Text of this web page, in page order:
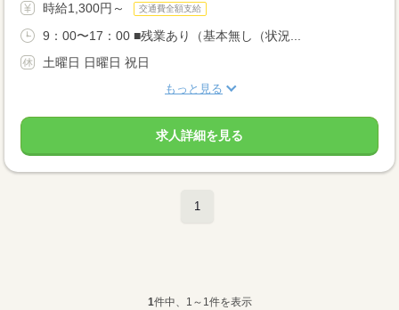
時給1,300円～ 交通費全額支給
9：00〜17：00 ■残業あり（基本無し（状況...
土曜日 日曜日 祝日
もっと見る
求人詳細を見る
1
1件中、1～1件を表示